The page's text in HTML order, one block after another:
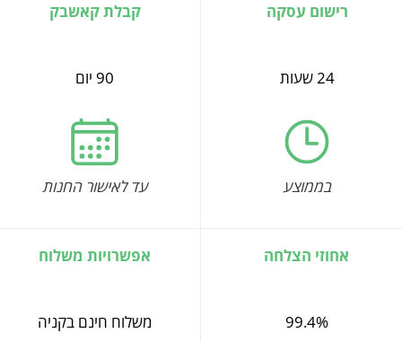
רישום עסקה
24 שעות
בממוצע
קבלת קאשבק
90 יום
עד לאישור החנות
אחוזי הצלחה
99.4%
אפשרויות משלוח
משלוח חינם בקניה